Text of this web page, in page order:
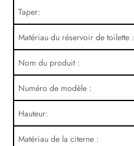
Taper:
Matériau du réservoir de toilette :
Nom du produit :
Numéro de modèle :
Hauteur:
Matériau de la citerne :